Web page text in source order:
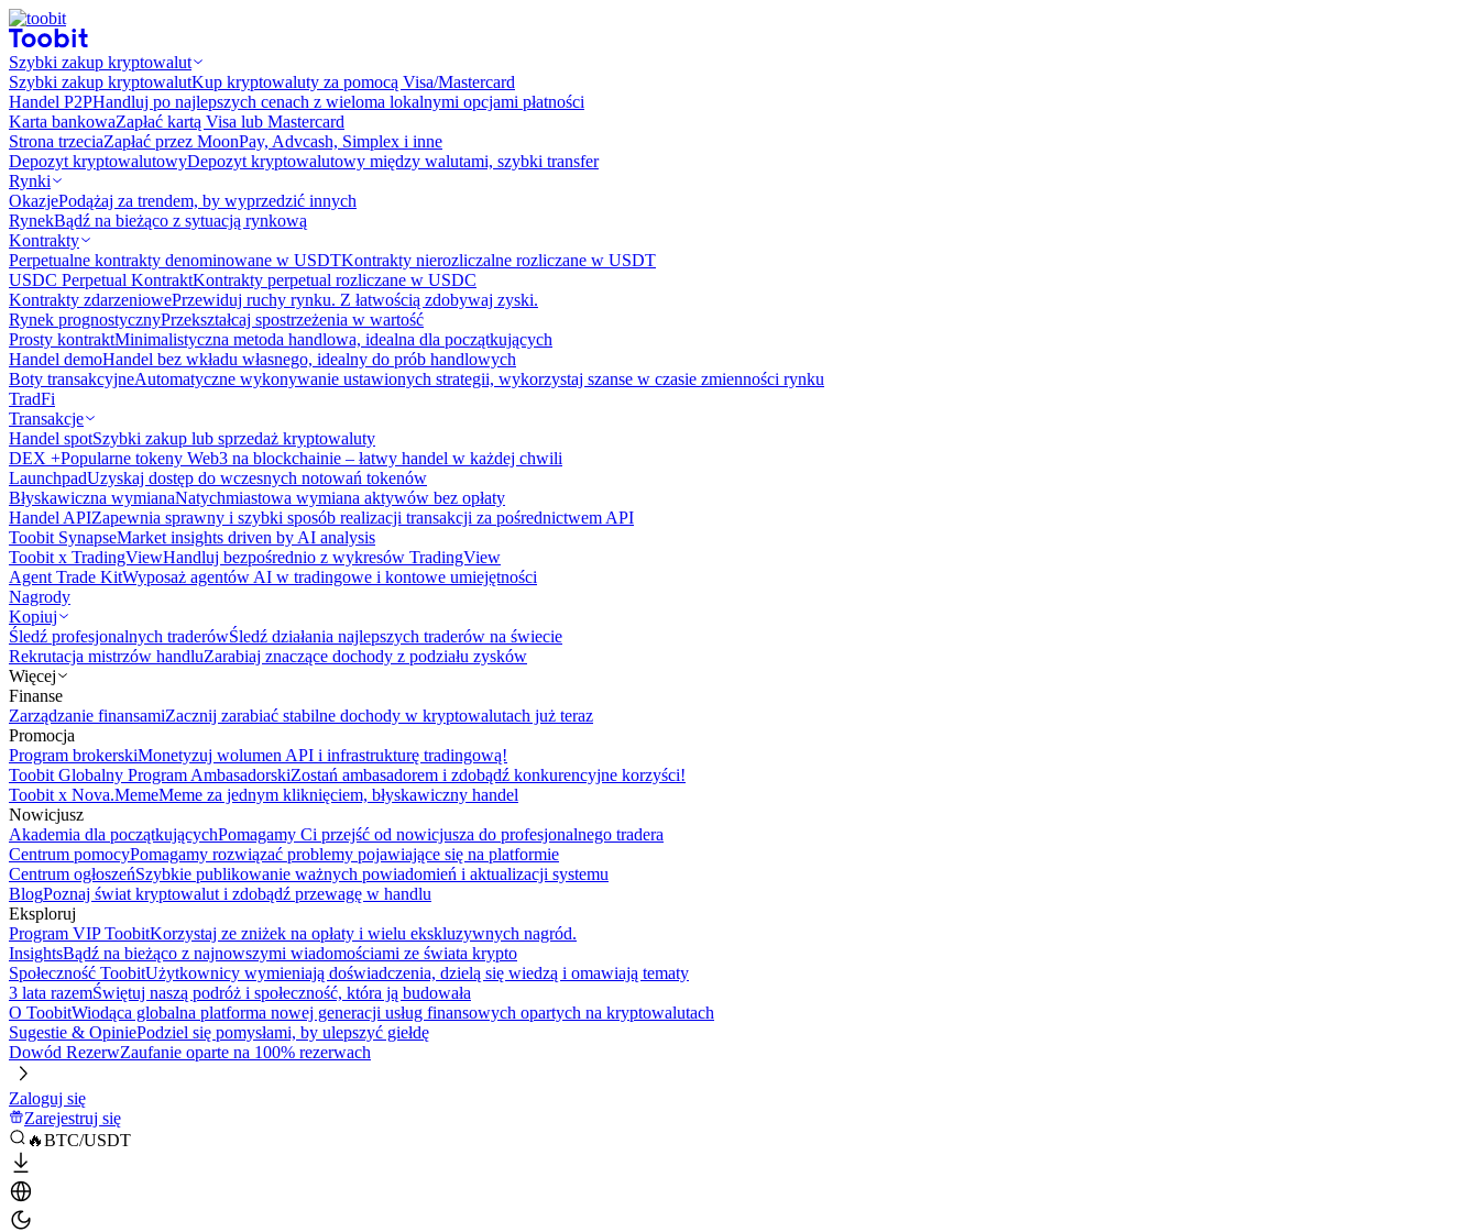
Szybki zakup kryptowalut
Szybki zakup kryptowalutKup kryptowaluty za pomocą Visa/Mastercard
Handel P2PHandluj po najlepszych cenach z wieloma lokalnymi opcjami płatności
Karta bankowaZapłać kartą Visa lub Mastercard
Strona trzeciaZapłać przez MoonPay, Advcash, Simplex i inne
Depozyt kryptowalutowyDepozyt kryptowalutowy między walutami, szybki transfer
Rynki
OkazjePodążaj za trendem, by wyprzedzić innych
RynekBądź na bieżąco z sytuacją rynkową
Kontrakty
Perpetualne kontrakty denominowane w USDTKontrakty nierozliczalne rozliczane w USDT
USDC Perpetual KontraktKontrakty perpetual rozliczane w USDC
Kontrakty zdarzeniowePrzewiduj ruchy rynku. Z łatwością zdobywaj zyski.
Rynek prognostyczny​​Przekształcaj spostrzeżenia w wartość
Prosty kontraktMinimalistyczna metoda handlowa, idealna dla początkujących
Handel demoHandel bez wkładu własnego, idealny do prób handlowych
Boty transakcyjneAutomatyczne wykonywanie ustawionych strategii, wykorzystaj szanse w czasie zmienności rynku
TradFi
Transakcje
Handel spotSzybki zakup lub sprzedaż kryptowaluty
DEX +Popularne tokeny Web3 na blockchainie – łatwy handel w każdej chwili
LaunchpadUzyskaj dostęp do wczesnych notowań tokenów
Błyskawiczna wymianaNatychmiastowa wymiana aktywów bez opłaty
Handel APIZapewnia sprawny i szybki sposób realizacji transakcji za pośrednictwem API
Toobit SynapseMarket insights driven by AI analysis
Toobit x TradingViewHandluj bezpośrednio z wykresów TradingView
Agent Trade KitWyposaż agentów AI w tradingowe i kontowe umiejętności
Nagrody
Kopiuj
Śledź profesjonalnych traderówŚledź działania najlepszych traderów na świecie
Rekrutacja mistrzów handluZarabiaj znaczące dochody z podziału zysków
Więcej
Finanse
Zarządzanie finansamiZacznij zarabiać stabilne dochody w kryptowalutach już teraz
Promocja
Program brokerskiMonetyzuj wolumen API i infrastrukturę tradingową!
Toobit Globalny Program AmbasadorskiZostań ambasadorem i zdobądź konkurencyjne korzyści!
Toobit x Nova.MemeMeme za jednym kliknięciem, błyskawiczny handel
Nowicjusz
Akademia dla początkującychPomagamy Ci przejść od nowicjusza do profesjonalnego tradera
Centrum pomocyPomagamy rozwiązać problemy pojawiające się na platformie
Centrum ogłoszeńSzybkie publikowanie ważnych powiadomień i aktualizacji systemu
BlogPoznaj świat kryptowalut i zdobądź przewagę w handlu
Eksploruj
Program VIP ToobitKorzystaj ze zniżek na opłaty i wielu ekskluzywnych nagród.
InsightsBądź na bieżąco z najnowszymi wiadomościami ze świata krypto
Społeczność ToobitUżytkownicy wymieniają doświadczenia, dzielą się wiedzą i omawiają tematy
3 lata razemŚwiętuj naszą podróż i społeczność, która ją budowała
O ToobitWiodąca globalna platforma nowej generacji usług finansowych opartych na kryptowalutach
Sugestie & OpiniePodziel się pomysłami, by ulepszyć giełdę
Dowód RezerwZaufanie oparte na 100% rezerwach
Zaloguj się
Zarejestruj się
🔥BTC/USDT